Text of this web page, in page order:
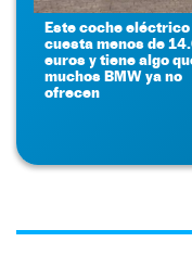
Este coche eléctrico
cuesta menos de
euros y tiene algo
muchos BMW ya no
ofrecen